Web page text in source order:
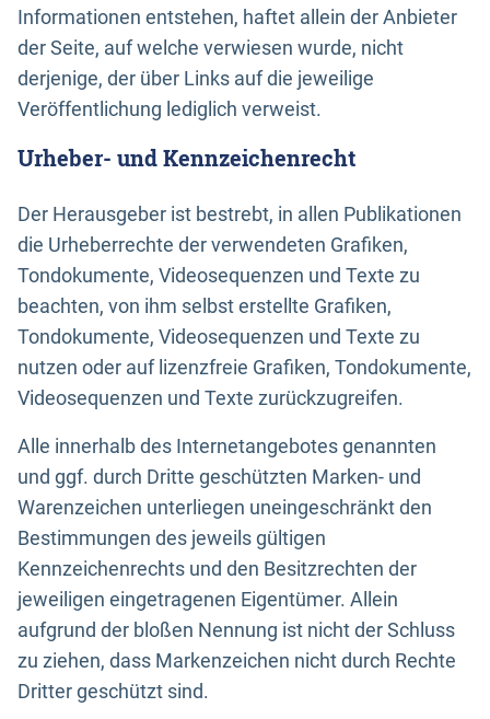
Informationen entstehen, haftet allein der Anbieter
der Seite, auf welche verwiesen wurde, nicht
derjenige, der über Links auf die jeweilige
Veröffentlichung lediglich verweist.
Urheber- und Kennzeichenrecht
Der Herausgeber ist bestrebt, in allen Publikationen
die Urheberrechte der verwendeten Grafiken,
Tondokumente, Videosequenzen und Texte zu
beachten, von ihm selbst erstellte Grafiken,
Tondokumente, Videosequenzen und Texte zu
nutzen oder auf lizenzfreie Grafiken, Tondokumente,
Videosequenzen und Texte zurückzugreifen.
Alle innerhalb des Internetangebotes genannten
und ggf. durch Dritte geschützten Marken- und
Warenzeichen unterliegen uneingeschränkt den
Bestimmungen des jeweils gültigen
Kennzeichenrechts und den Besitzrechten der
jeweiligen eingetragenen Eigentümer. Allein
aufgrund der bloßen Nennung ist nicht der Schluss
zu ziehen, dass Markenzeichen nicht durch Rechte
Dritter geschützt sind.